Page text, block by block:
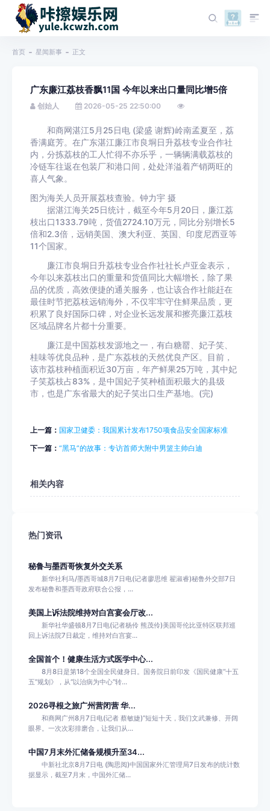
首页 星闻新事 正文
广东廉江荔枝香飘11国 今年以来出口量同比增5倍
创始人 2026-05-25 22:50:00
和商网湛江5月25日电 (梁盛 谢辉)岭南孟夏至，荔
香满庭芳。在广东湛江廉江市良垌日升荔枝专业合作社
内，分拣荔枝的工人忙得不亦乐乎，一辆辆满载荔枝的
冷链车往返在包装厂和港口间，处处洋溢着产销两旺的
喜人气象。
图为海关人员开展荔枝查验。钟力宇 摄
据湛江海关25日统计，截至今年5月20日，廉江荔
枝出口1333.79吨，货值2724.10万元，同比分别增长5
倍和2.3倍，远销美国、澳大利亚、英国、印度尼西亚等
11个国家。
廉江市良垌日升荔枝专业合作社社长卢亚金表示，
今年以来荔枝出口的重量和货值同比大幅增长，除了果
品的优质，高效便捷的通关服务，也让该合作社能赶在
最佳时节把荔枝远销海外，不仅牢牢守住鲜果品质，更
积累了良好国际口碑，对企业长远发展和擦亮廉江荔枝
区域品牌名片都十分重要。
廉江是中国荔枝发源地之一，有白糖罂、妃子笑、
桂味等优良品种，是广东荔枝的天然优良产区。目前，
该市荔枝种植面积近30万亩，年产鲜果25万吨，其中妃
子笑荔枝占83%，是中国妃子笑种植面积最大的县级
市，也是广东省最大的妃子笑出口生产基地。(完)
上一篇： 国家卫健委：我国累计发布1750项食品安全国家标准
下一篇： “黑马”的故事：专访首师大附中男篮主帅白迪
相关内容
热门资讯
秘鲁与墨西哥恢复外交关系
新华社利马/墨西哥城8月7日电(记者廖思维 翟淑睿)秘鲁外交部7日
发布秘鲁和墨西哥政府联合公报，...
美国上诉法院维持对白宫宴会厅改...
新华社华盛顿8月7日电(记者杨伶 熊茂伶)美国哥伦比亚特区联邦巡
回上诉法院7日裁定，维持对白宫宴...
全国首个！健康生活方式医学中心...
8月8日是第18个全国全民健身日。国务院日前印发《国民健康“十五
五”规划》，从“以治病为中心”转...
2026寻根之旅广州营闭营 华...
和商网广州8月7日电(记者 蔡敏婕)“短短十天，我们文武兼修、开阔
眼界。一次次彩排磨合，让我们从...
中国7月末外汇储备规模升至34...
中新社北京8月7日电 (陶思阅)中国国家外汇管理局7日发布的统计数
据显示，截至7月末，中国外汇储...